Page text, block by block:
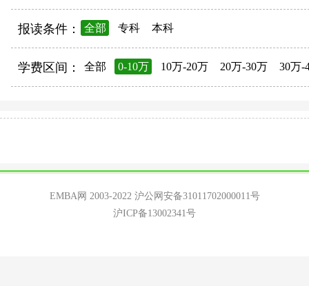
报读条件： 全部 专科 本科
学费区间： 全部 0-10万 10万-20万 20万-30万 30万-
EMBA网 2003-2022 沪公网安备31011702000011号
沪ICP备13002341号